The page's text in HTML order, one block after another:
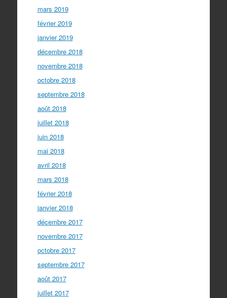
mars 2019
février 2019
janvier 2019
décembre 2018
novembre 2018
octobre 2018
septembre 2018
août 2018
juillet 2018
juin 2018
mai 2018
avril 2018
mars 2018
février 2018
janvier 2018
décembre 2017
novembre 2017
octobre 2017
septembre 2017
août 2017
juillet 2017